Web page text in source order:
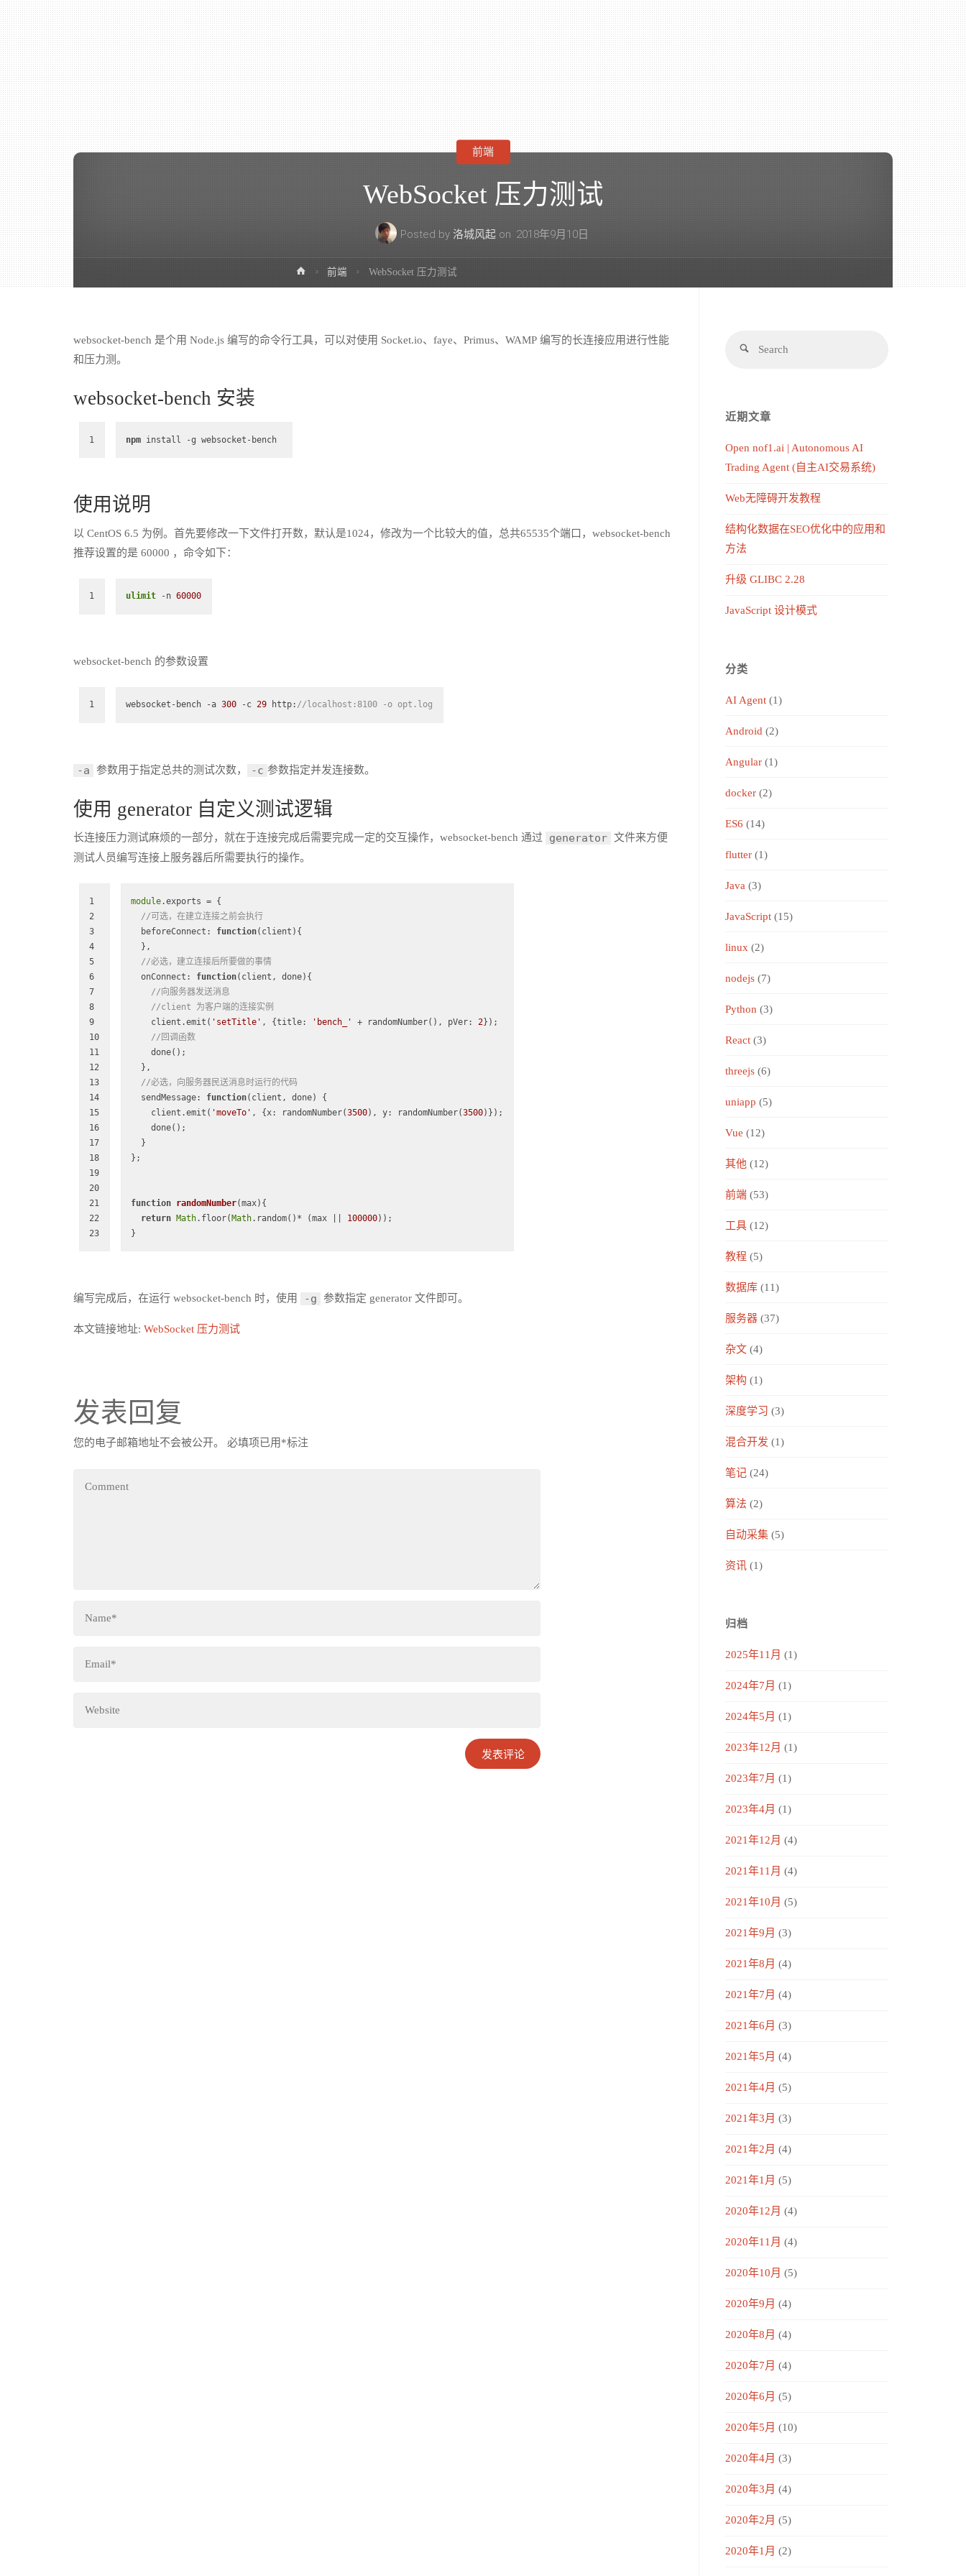
WebSocket 压力测试
Posted by 洛城风起 on 2018年9月10日
前端
前端 WebSocket 压力测试
websocket-bench 是个用 Node.js 编写的命令行工具，可以对使用 Socket.io、faye、Primus、WAMP 编写的长连接应用进行性能
和压力测。
websocket-bench 安装
1 npm install -g websocket-bench
使用说明
以 CentOS 6.5 为例。首先要修改一下文件打开数，默认是1024，修改为一个比较大的值，总共65535个端口，websocket-bench
推荐设置的是 60000 ，命令如下：
1 ulimit -n 60000
websocket-bench 的参数设置
1 websocket-bench -a 300 -c 29 http: //localhost: 8100 -o opt.log
-a 参数用于指定总共的测试次数， -c 参数指定并发连接数。
使用 generator 自定义测试逻辑
长连接压力测试麻烦的一部分，就在于连接完成后需要完成一定的交互操作，websocket-bench 通过 generator 文件来方便
测试人员编写连接上服务器后所需要执行的操作。
1
2
3
4
5
6
7
8
9
10
11
12
13
14
15
16
17
18
19
20
21
22
23
module.exports = {
//可选，在建立连接之前会执行
  beforeConnect:
function( client ) {
  },
//必选，建立连接后所要做的事情
  onConnect:
function( client, done) {
//向服务器发送消息
//client 为客户端的连接实例
    client.emit(
'setTitle' , {title: 'bench_' + randomNumber(), pVer: 2});
//回调函数
    done();
  },
//必选，向服务器民送消息时运行的代码
  sendMessage:
function( client, done) {
    client.emit(
'moveTo' , {x: randomNumber(3500), y: randomNumber(3500)});
    done();
  }
};
function randomNumber(max) {
return Math.floor(Math.random()* (max || 100000));
}
编写完成后，在运行 websocket-bench 时，使用 -g 参数指定 generator 文件即可。
本文链接地址: WebSocket 压力测试
发表回复
您的电子邮箱地址不会被公开。 必填项已用*标注
近期文章
Open nof1.ai | Autonomous AI
Trading Agent (自主AI交易系统)
Web无障碍开发教程
结构化数据在SEO优化中的应用和
方法
升级 GLIBC 2.28
JavaScript 设计模式
分类
AI Agent (1)
Android (2)
Angular (1)
docker (2)
ES6 (14)
flutter (1)
Java (3)
JavaScript (15)
linux (2)
nodejs (7)
Python (3)
React (3)
threejs (6)
uniapp (5)
Vue (12)
其他 (12)
前端 (53)
工具 (12)
教程 (5)
数据库 (11)
服务器 (37)
杂文 (4)
架构 (1)
深度学习 (3)
混合开发 (1)
笔记 (24)
算法 (2)
自动采集 (5)
资讯 (1)
归档
2025年11月 (1)
2024年7月 (1)
2024年5月 (1)
2023年12月 (1)
2023年7月 (1)
2023年4月 (1)
2021年12月 (4)
2021年11月 (4)
2021年10月 (5)
2021年9月 (3)
2021年8月 (4)
2021年7月 (4)
2021年6月 (3)
2021年5月 (4)
2021年4月 (5)
2021年3月 (3)
2021年2月 (4)
2021年1月 (5)
2020年12月 (4)
2020年11月 (4)
2020年10月 (5)
2020年9月 (4)
2020年8月 (4)
2020年7月 (4)
2020年6月 (5)
2020年5月 (10)
2020年4月 (3)
2020年3月 (4)
2020年2月 (5)
2020年1月 (2)